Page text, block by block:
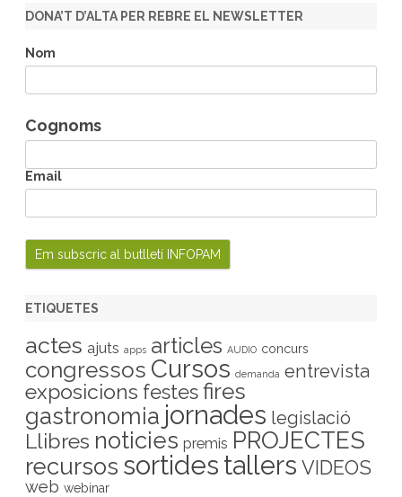
r
h
DONA’T D’ALTA PER REBRE EL NEWSLETTER
Nom
Cognoms
Email
ETIQUETES
actes ajuts apps articles AUDIO concurs
congressos Cursos demanda entrevista
exposicions festesfires
gastronomia jornades legislació
Llibres noticies premis PROJECTES
recursos sortides tallers VIDEOS
web webinar